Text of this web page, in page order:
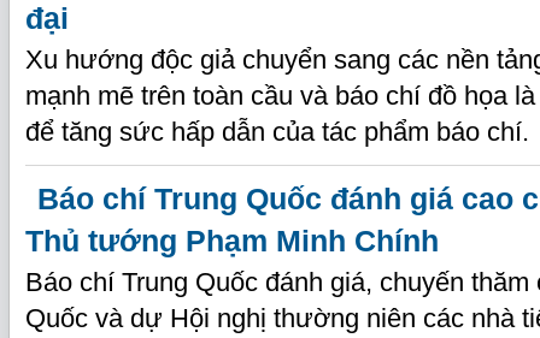
đại
Xu hướng độc giả chuyển sang các nền
mạnh mẽ trên toàn cầu và báo chí đồ họa
để tăng sức hấp dẫn của tác phẩm báo chí.
Báo chí Trung Quốc đánh giá cao
Thủ tướng Phạm Minh Chính
Báo chí Trung Quốc đánh giá, chuyến
Quốc và dự Hội nghị thường niên các nhà